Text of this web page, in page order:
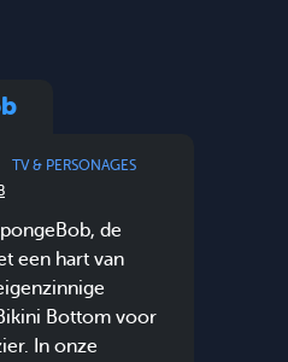
TV & PERSONAGES
de
een hart van
Bottom voor
In onze